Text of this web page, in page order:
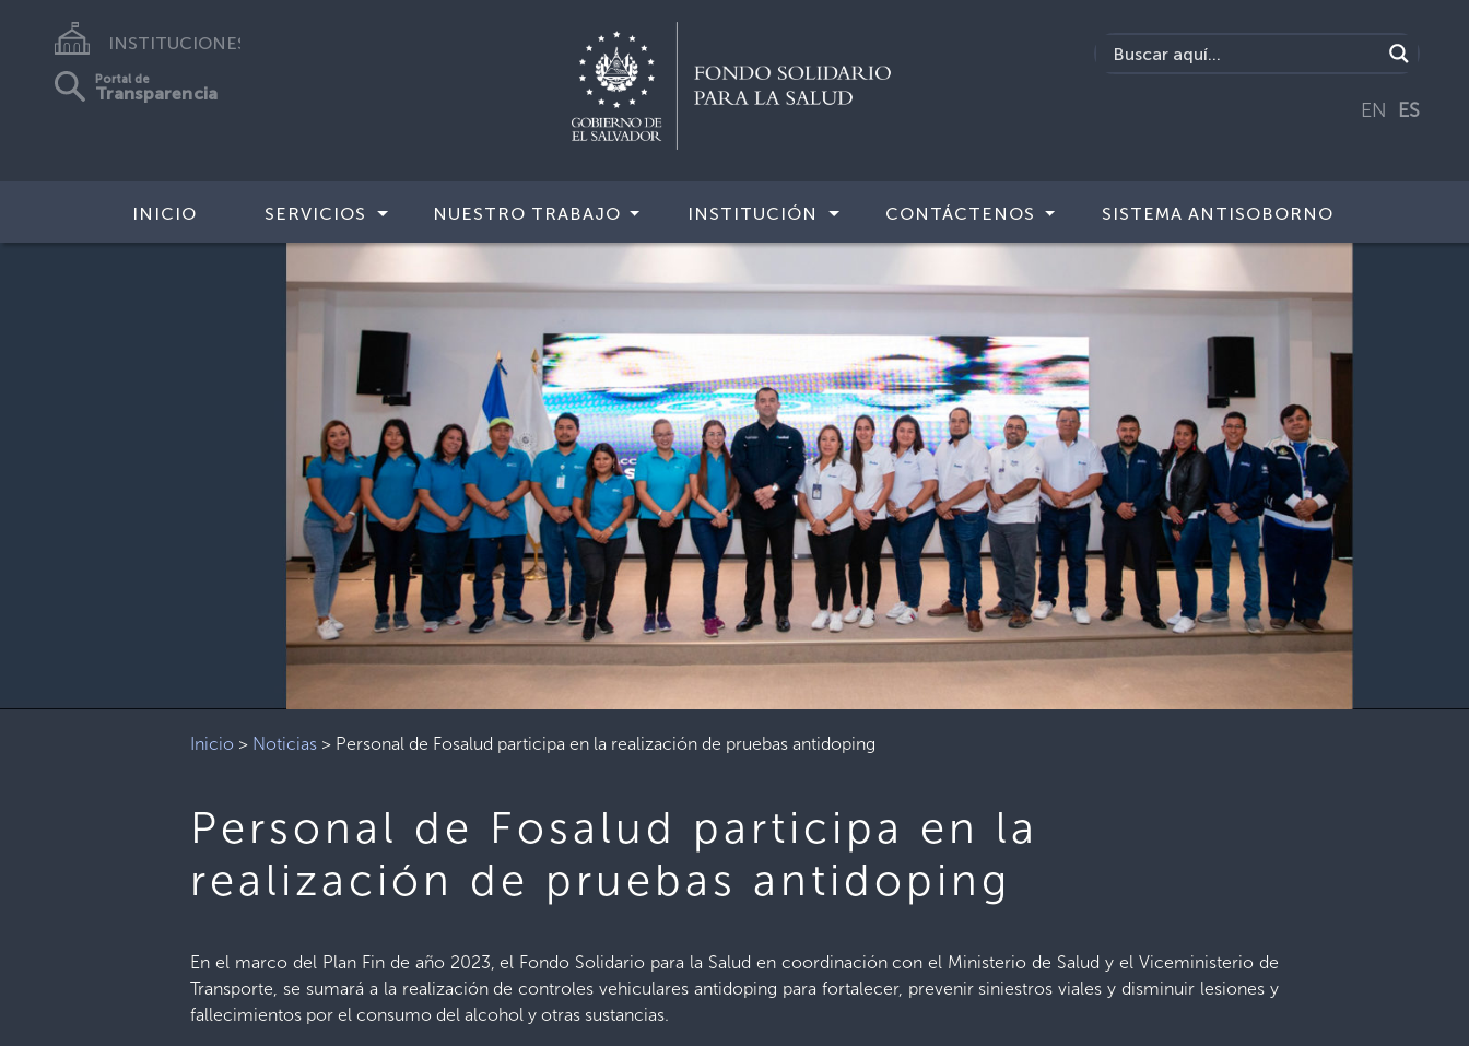
INSTITUCIONES
Portal de
Transparencia
EN ES
INICIO SERVICIOS NUESTRO TRABAJO INSTITUCIÓN CONTÁCTENOS SISTEMA ANTISOBORNO
Inicio > Noticias > Personal de Fosalud participa en la realización de pruebas antidoping
Personal de Fosalud participa en la
realización de pruebas antidoping
En el marco del Plan Fin de año 2023, el Fondo Solidario para la Salud en coordinación con el Ministerio de Salud y el Viceministerio de
Transporte, se sumará a la realización de controles vehiculares antidoping para fortalecer, prevenir siniestros viales y disminuir lesiones y
fallecimientos por el consumo del alcohol y otras sustancias.